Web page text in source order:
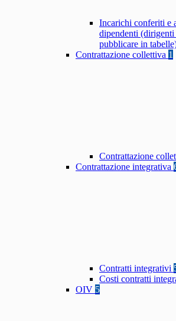
Incarichi conferiti e
dipendenti
pubblicare in
Contrattazione collettiva 1
Contrattazione
Contrattazione integrativa
Contratti integrativi
Costi contratti
OIV 5